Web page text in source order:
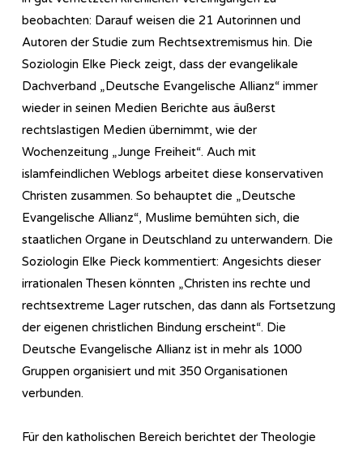
beobachten: Darauf weisen die 21 Autorinnen und
Autoren der Studie zum Rechtsextremismus hin. Die
Soziologin Elke Pieck zeigt, dass der evangelikale
Dachverband „Deutsche Evangelische Allianz“ immer
wieder in seinen Medien Berichte aus äußerst
rechtslastigen Medien übernimmt, wie der
Wochenzeitung „Junge Freiheit“. Auch mit
islamfeindlichen Weblogs arbeitet diese konservativen
Christen zusammen. So behauptet die „Deutsche
Evangelische Allianz“, Muslime bemühten sich, die
staatlichen Organe in Deutschland zu unterwandern. Die
Soziologin Elke Pieck kommentiert: Angesichts dieser
irrationalen Thesen könnten „Christen ins rechte und
rechtsextreme Lager rutschen, das dann als Fortsetzung
der eigenen christlichen Bindung erscheint“. Die
Deutsche Evangelische Allianz ist in mehr als 1000
Gruppen organisiert und mit 350 Organisationen
verbunden.
Für den katholischen Bereich berichtet der Theologie